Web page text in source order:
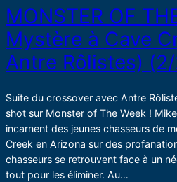
MONSTER OF
Mystère à Cave
Antre Rôlistes)
Suite du crossover avec Antre
shot sur Monster of The Week !
incarnent des jeunes chasseurs de
Creek en Arizona sur des
chasseurs se retrouvent face à un
tout pour les éliminer. Au…